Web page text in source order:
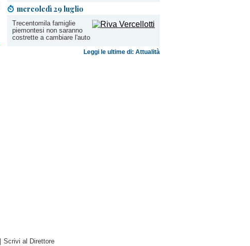
mercoledì 29 luglio
Trecentomila famiglie
piemontesi non saranno
costrette a cambiare l'auto
Leggi le ultime di: Attualità
Scrivi al Direttore